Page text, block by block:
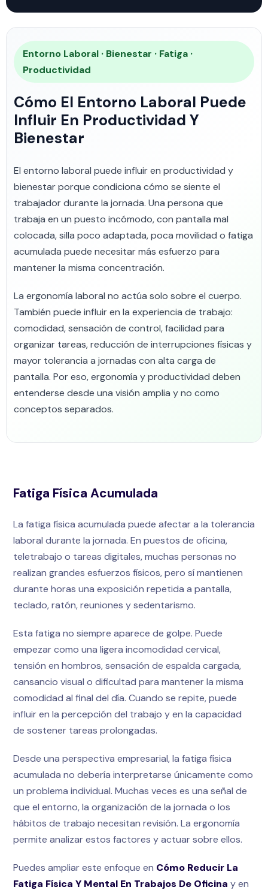
Entorno Laboral · Bienestar · Fatiga ·
Productividad
Cómo El Entorno Laboral Puede
Influir En Productividad Y
Bienestar
El entorno laboral puede influir en productividad y
bienestar porque condiciona cómo se siente el
trabajador durante la jornada. Una persona que
trabaja en un puesto incómodo, con pantalla mal
colocada, silla poco adaptada, poca movilidad o fatiga
acumulada puede necesitar más esfuerzo para
mantener la misma concentración.
La ergonomía laboral no actúa solo sobre el cuerpo.
También puede influir en la experiencia de trabajo:
comodidad, sensación de control, facilidad para
organizar tareas, reducción de interrupciones físicas y
mayor tolerancia a jornadas con alta carga de
pantalla. Por eso, ergonomía y productividad deben
entenderse desde una visión amplia y no como
conceptos separados.
Fatiga Física Acumulada
La fatiga física acumulada puede afectar a la tolerancia
laboral durante la jornada. En puestos de oficina,
teletrabajo o tareas digitales, muchas personas no
realizan grandes esfuerzos físicos, pero sí mantienen
durante horas una exposición repetida a pantalla,
teclado, ratón, reuniones y sedentarismo.
Esta fatiga no siempre aparece de golpe. Puede
empezar como una ligera incomodidad cervical,
tensión en hombros, sensación de espalda cargada,
cansancio visual o dificultad para mantener la misma
comodidad al final del día. Cuando se repite, puede
influir en la percepción del trabajo y en la capacidad
de sostener tareas prolongadas.
Desde una perspectiva empresarial, la fatiga física
acumulada no debería interpretarse únicamente como
un problema individual. Muchas veces es una señal de
que el entorno, la organización de la jornada o los
hábitos de trabajo necesitan revisión. La ergonomía
permite analizar estos factores y actuar sobre ellos.
Puedes ampliar este enfoque en Cómo Reducir La
Fatiga Física Y Mental En Trabajos De Oficina y en